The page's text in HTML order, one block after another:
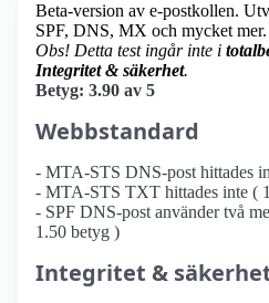
Beta-version av e-postkollen.
SPF, DNS, MX och mycket mer.
Obs! Detta test ingår inte i
Integritet & säkerhet.
Betyg: 3.90 av 5
Webbstandard
- MTA-STS DNS-post hittades
- MTA-STS TXT hittades inte (
- SPF DNS-post använder två
1.50 betyg )
Integritet &